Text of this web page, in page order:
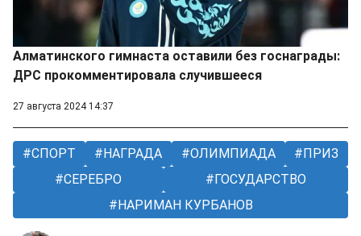
Алматинского гимнаста оставили без госнаграды:
ДРС прокомментировала случившееся
27 августа 2024 14:37
СПОРТ НАГРАДА ОЛИМПИАДА
ПРИЗ
СЕРЕБРО
ГОСУДАРСТВО
НАРИМАН КУРБАНОВ